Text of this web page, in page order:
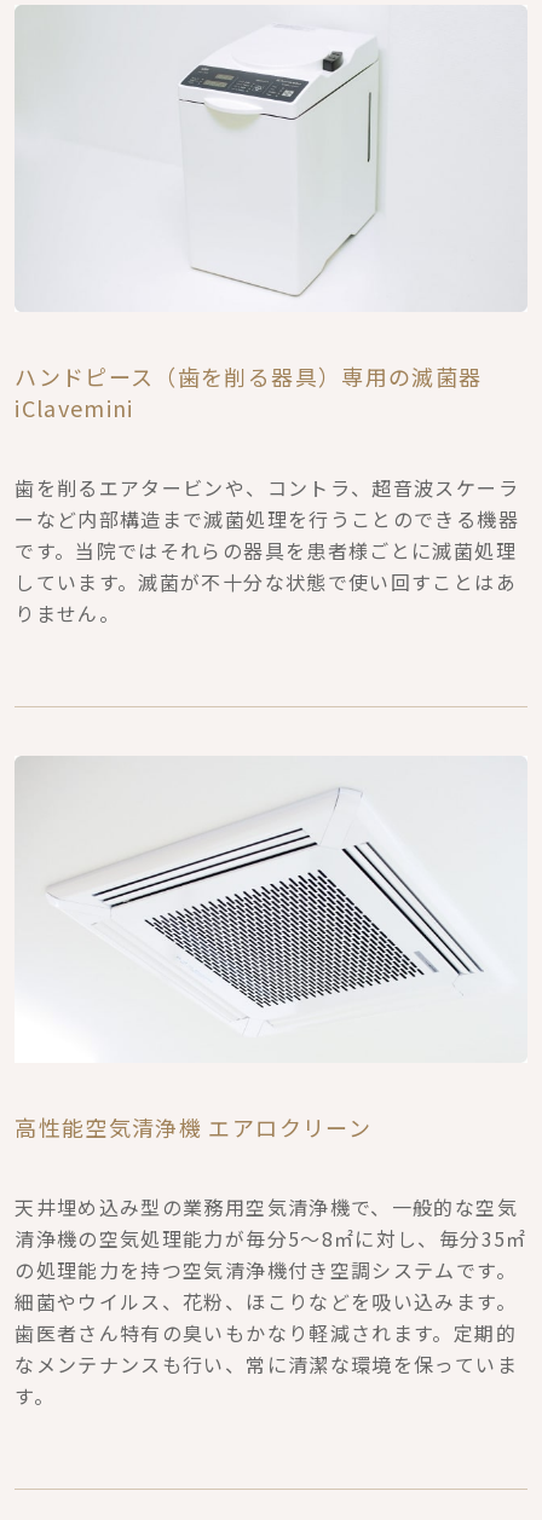
ハンドピース（歯を削る器具）専用の滅菌器
iClavemini
歯を削るエアタービンや、コントラ、超音波スケーラ
ーなど内部構造まで滅菌処理を行うことのできる機器
です。当院ではそれらの器具を患者様ごとに滅菌処理
しています。滅菌が不十分な状態で使い回すことはあ
りません。
高性能空気清浄機 エアロクリーン
天井埋め込み型の業務用空気清浄機で、一般的な空気
清浄機の空気処理能力が毎分5～8㎡に対し、毎分35㎡
の処理能力を持つ空気清浄機付き空調システムです。
細菌やウイルス、花粉、ほこりなどを吸い込みます。
歯医者さん特有の臭いもかなり軽減されます。定期的
なメンテナンスも行い、常に清潔な環境を保っていま
す。